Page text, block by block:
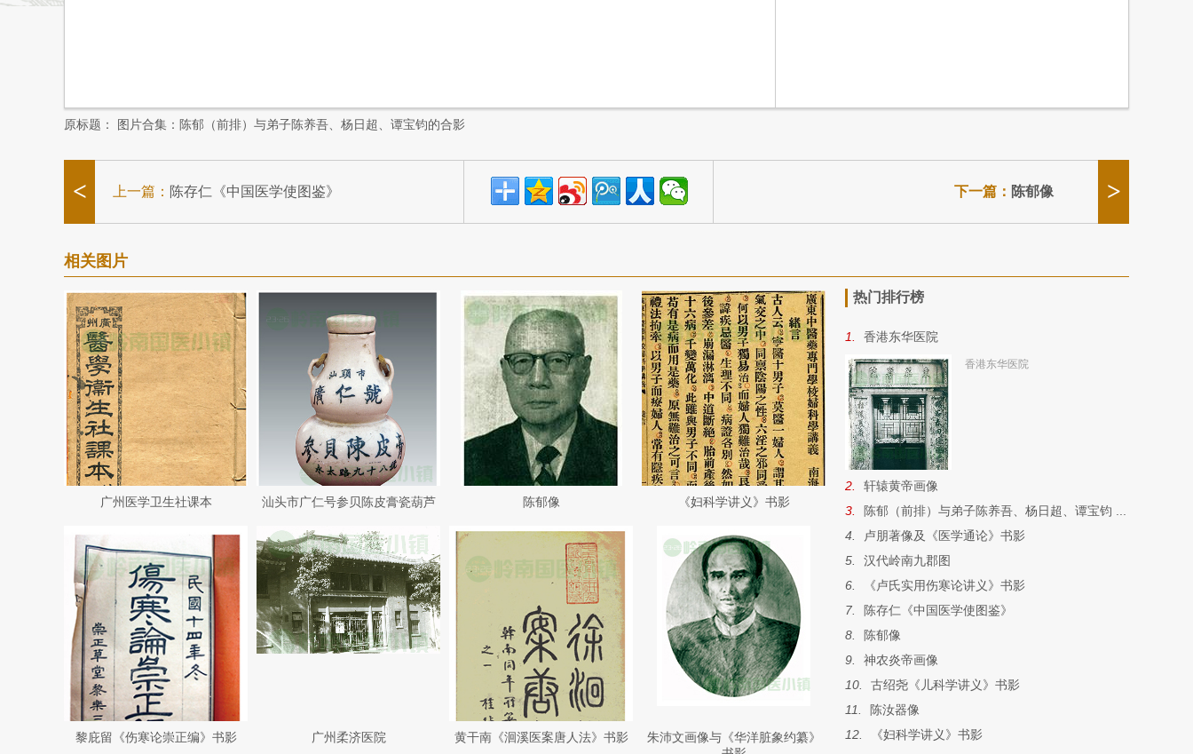
原标题： 图片合集：陈郁（前排）与弟子陈养吾、杨日超、谭宝钧的合影
< >
上一篇： 陈存仁《中国医学使图鉴》 下一篇： 陈郁像
相关图片
广州医学卫生社课本 汕头市广仁号参贝陈皮膏瓷葫芦 陈郁像 《妇科学讲义》书影
黎庇留《伤寒论崇正编》书影 广州柔济医院 黄干南《洄溪医案唐人法》书影
朱沛文画像与《华洋脏象约纂》
热门排行榜
1. 香港东华医院
香港东华医院
2.
轩辕黄帝画像
3.
陈郁（前排）与弟子陈养吾、杨日超、谭宝钧 ...
4.
卢朋著像及《医学通论》书影
5.
汉代岭南九郡图
6.
《卢氏实用伤寒论讲义》书影
7.
陈存仁《中国医学使图鉴》
8.
陈郁像
9.
神农炎帝画像
10.
古绍尧《儿科学讲义》书影
11.
陈汝器像
12.
《妇科学讲义》书影